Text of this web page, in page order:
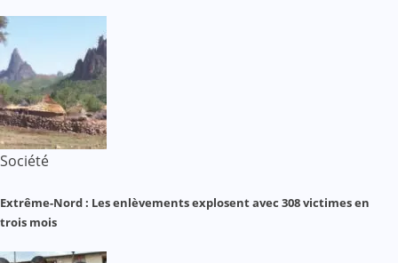
Société
Extrême-Nord : Les enlèvements explosent avec 308 victimes en
trois mois